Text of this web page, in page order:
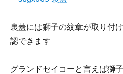
裏蓋には獅子の紋章が取り付
認できます
グランドセイコーと言えば獅